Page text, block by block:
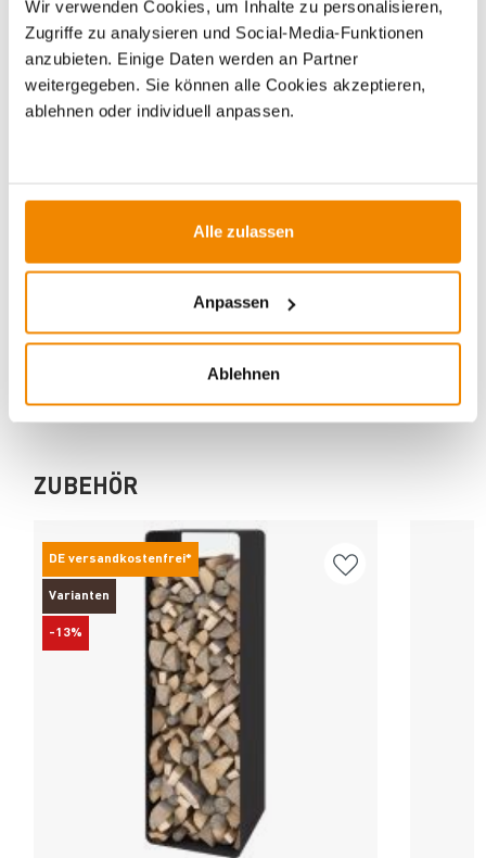
Wir verwenden Cookies, um Inhalte zu personalisieren,
Zugriffe zu analysieren und Social-Media-Funktionen
anzubieten. Einige Daten werden an Partner
weitergegeben. Sie können alle Cookies akzeptieren,
ablehnen oder individuell anpassen.
Alle zulassen
Anpassen
Ablehnen
Kamine:
Kaminöfen. Keine Frage bleibt unbeantwortet, kein
Problem ungelöst. Haben Sie Fragen zu unseren
E-Mail:
[email protected]
0351 25930011
ZUBEHÖR
DE versandkostenfrei*
Varianten
-13%
Produkt ansehen